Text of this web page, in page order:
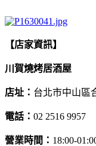
【店家資訊】
川賀燒烤居酒屋
店址： 台北市中山區
電話： 02 2516 9957
營業時間： 18:00-